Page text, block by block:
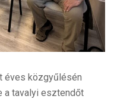
éves közgyűlésén
a tavalyi esztendőt